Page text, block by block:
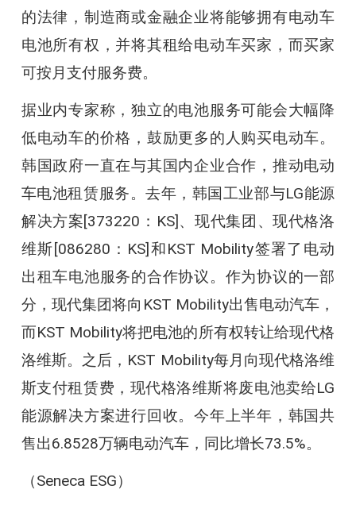
的法律，制造商或金融企业将能够拥有电动车
电池所有权，并将其租给电动车买家，而买家
可按月支付服务费。
据业内专家称，独立的电池服务可能会大幅降
低电动车的价格，鼓励更多的人购买电动车。
韩国政府一直在与其国内企业合作，推动电动
车电池租赁服务。去年，韩国工业部与LG能源
解决方案[373220：KS]、现代集团、现代格洛
维斯[086280：KS]和KST Mobility签署了电动
出租车电池服务的合作协议。作为协议的一部
分，现代集团将向KST Mobility出售电动汽车，
而KST Mobility将把电池的所有权转让给现代格
洛维斯。之后，KST Mobility每月向现代格洛维
斯支付租赁费，现代格洛维斯将废电池卖给LG
能源解决方案进行回收。今年上半年，韩国共
售出6.8528万辆电动汽车，同比增长73.5%。
（Seneca ESG）